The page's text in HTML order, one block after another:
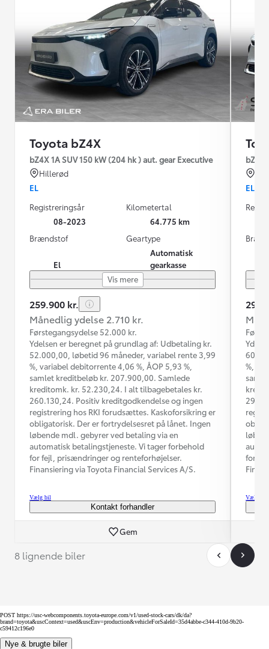
Toyota bZ4X
bZ4X 1A SUV 150 kW (204 hk ) aut. gear Executive
Hillerød
EL
Registreringsår
08-2023
Kilometertal
64.775 km
Brændstof
El
Geartype
Automatisk
gearkasse
Vis mere
259.900 kr.
Månedlig ydelse 2.710 kr.
Førstegangsydelse 52.000 kr.
Ydelsen er beregnet på grundlag af: Udbetaling kr.
52.000,00, løbetid 96 måneder, variabel rente 3,99
%, variabel debitorrente 4,06 %, ÅOP 5,93 %,
samlet kreditbeløb kr. 207.900,00. Samlede
kreditomk. kr. 52.230,24. I alt tilbagebetales kr.
260.130,24. Positiv kreditgodkendelse og ingen
registrering hos RKI forudsættes. Kaskoforsikring er
obligatorisk. Der er fortrydelsesret på lånet. Ingen
løbende mdl. gebyrer ved betaling via en
automatisk betalingstjeneste. Vi tager forbehold
for fejl, prisændringer og renteforhøjelser.
Finansiering via Toyota Financial Services A/S.
Vælg bil
Kontakt forhandler
Gem
bZ4X
EL
%,
for
Vælg bil
8 lignende biler
POST https://usc-webcomponents.toyota-europe.com/v1/used-stock-cars/dk/da?
brand=toyota&uscContext=used&uscEnv=production&vehicleForSaleId=35d4abbe-c344-410d-9b20-
c59412c196e0
Nye & brugte biler